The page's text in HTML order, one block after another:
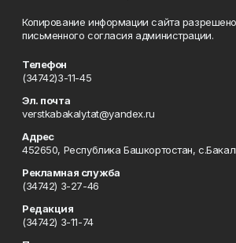
Копирование информации сайта
письменного согласия администрации.
Телефон
(34742)3-11-45
Эл. почта
verstkabakaly.tat@yandex.ru
Адрес
452650, Республика Башкортостан,
Рекламная служба
(34742) 3-27-46
Редакция
(34742) 3-11-74